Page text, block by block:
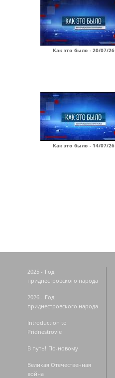
Как это было - 20/07/26
Как это было - 14/07/26
2025 - Год
приднестровского народа
2026 - Год
приднестровского народа
Introduction to
Pridnestrovie
В путь! По-новому
Великая Отечественная
война